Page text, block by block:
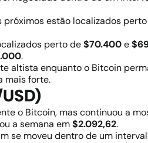
próximos estão localizados
perto de$70.400e
.
altista enquanto o Bitcoin
mais forte.
o Bitcoin, mas continuou a
a semana em$2.092,62.
se moveu dentro de um